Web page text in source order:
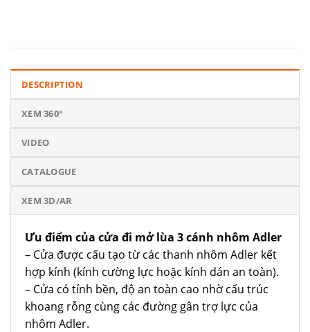
DESCRIPTION
XEM 360°
VIDEO
CATALOGUE
XEM 3D/AR
Ưu điểm của cửa đi mở lùa 3 cánh nhôm Adler
– Cửa được cấu tạo từ các thanh nhôm Adler kết
hợp kính (kính cường lực hoặc kính dán an toàn).
– Cửa có tính bền, độ an toàn cao nhờ cấu trúc
khoang rỗng cùng các đường gân trợ lực của
nhôm Adler.